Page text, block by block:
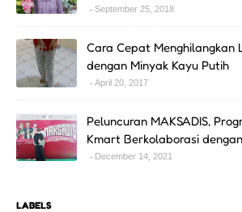
September 25, 2018
Cara Cepat Menghilangkan
dengan Minyak Kayu Putih
April 20, 2017
Peluncuran MAKSADIS,
Kmart Berkolaborasi
December 14, 2021
LABELS